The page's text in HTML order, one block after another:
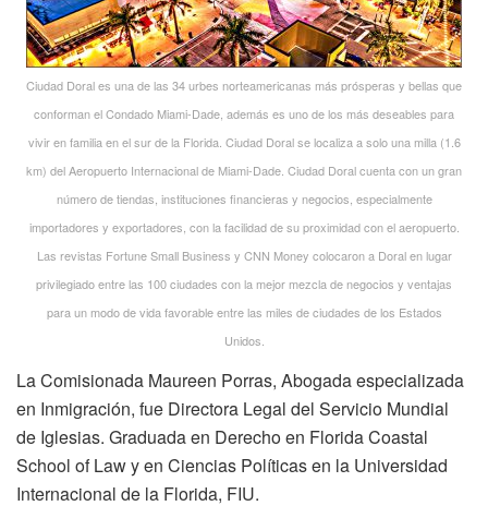
Ciudad Doral es una de las 34 urbes norteamericanas más prósperas y bellas que
conforman el Condado Miami-Dade, además es uno de los más deseables para
vivir en familia en el sur de la Florida. Ciudad Doral se localiza a solo una milla (1.6
km) del Aeropuerto Internacional de Miami-Dade. Ciudad Doral cuenta con un gran
número de tiendas, instituciones financieras y negocios, especialmente
importadores y exportadores, con la facilidad de su proximidad con el aeropuerto.
Las revistas Fortune Small Business y CNN Money colocaron a Doral en lugar
privilegiado entre las 100 ciudades con la mejor mezcla de negocios y ventajas
para un modo de vida favorable entre las miles de ciudades de los Estados
Unidos.
La Comisionada Maureen Porras, Abogada especializada
en Inmigración, fue Directora Legal del Servicio Mundial
de Iglesias. Graduada en Derecho en Florida Coastal
School of Law y en Ciencias Políticas en la Universidad
Internacional de la Florida, FIU.